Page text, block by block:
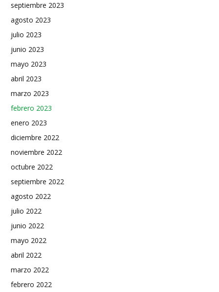
septiembre 2023
agosto 2023
julio 2023
junio 2023
mayo 2023
abril 2023
marzo 2023
febrero 2023
enero 2023
diciembre 2022
noviembre 2022
octubre 2022
septiembre 2022
agosto 2022
julio 2022
junio 2022
mayo 2022
abril 2022
marzo 2022
febrero 2022